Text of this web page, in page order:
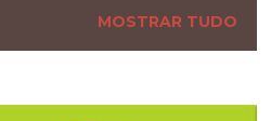
MOSTRAR TUDO